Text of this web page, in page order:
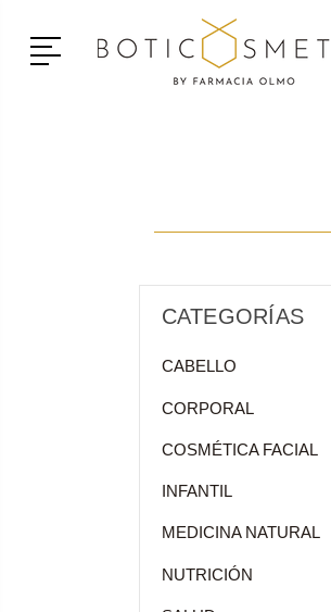
Menú
CATEGORÍAS
CABELLO
CORPORAL
COSMÉTICA FACIAL
INFANTIL
MEDICINA NATURAL
NUTRICIÓN